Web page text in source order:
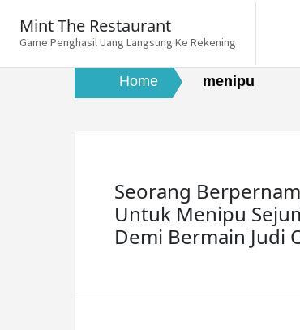
content
Mint The Restaurant
Game Penghasil Uang Langsung Ke Rekening
Home menipu
Seorang
Untuk Menipu
Demi Bermain Judi